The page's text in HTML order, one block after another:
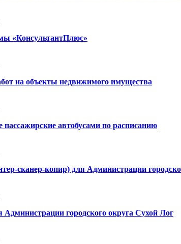
«КонсультантПлюс»
на объекты недвижимого имущества
автобусами по расписанию
сканер-копир) для Администрации
городского округа Сухой Лог